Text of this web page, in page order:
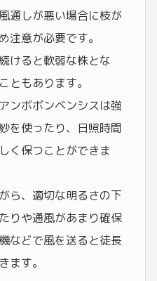
通しが悪い場合に枝が
注意が必要です。
けると軟弱な株とな
ともあります。
ンボボンベンシスは強
を使ったり、日照時間
く保つことができま
ら、適切な明るさの下
りや通風があまり確保
などで風を送ると徒長
ます。